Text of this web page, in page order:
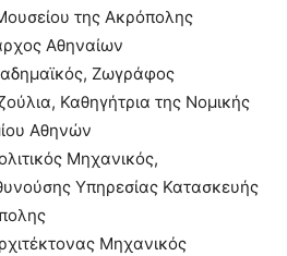
της Ακρόπολης
Αθηναίων
Ζωγράφος
Καθηγήτρια της Νομικής
Αθηνών
Μηχανικός,
Υπηρεσίας Κατασκευής
Μηχανικός